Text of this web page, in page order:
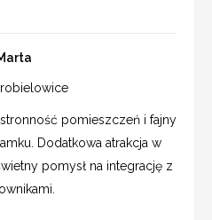
pomieszczeń i fajny
Dodatkowa atrakcja w
pomysł na integrację z